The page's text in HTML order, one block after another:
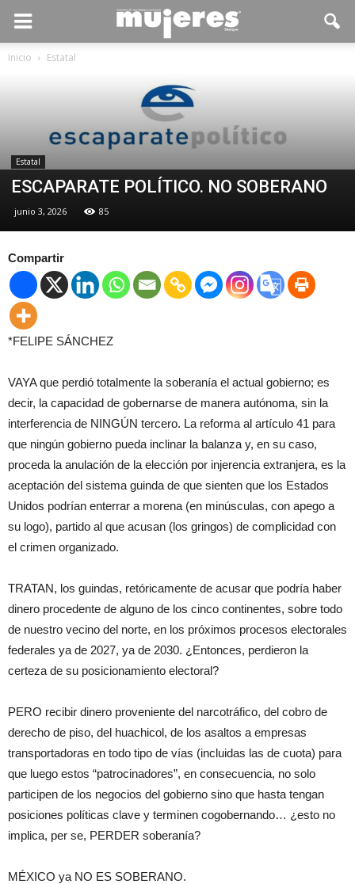
Inicio Estatal
Estatal
ESCAPARATE POLÍTICO. NO SOBERANO
junio 3, 2026 85
Compartir
*FELIPE SÁNCHEZ
VAYA que perdió totalmente la soberanía el actual gobierno; es
decir, la capacidad de gobernarse de manera autónoma, sin la
interferencia de NINGÚN tercero. La reforma al artículo 41 para
que ningún gobierno pueda inclinar la balanza y, en su caso,
proceda la anulación de la elección por injerencia extranjera, es la
aceptación del sistema guinda de que sienten que los Estados
Unidos podrían enterrar a morena (en minúsculas, con apego a
su logo), partido al que acusan (los gringos) de complicidad con
el crimen organizado.
TRATAN, los guindas, retóricamente de acusar que podría haber
dinero procedente de alguno de los cinco continentes, sobre todo
de nuestro vecino del norte, en los próximos procesos electorales
federales ya de 2027, ya de 2030. ¿Entonces, perdieron la
certeza de su posicionamiento electoral?
PERO recibir dinero proveniente del narcotráfico, del cobro de
derecho de piso, del huachicol, de los asaltos a empresas
transportadoras en todo tipo de vías (incluidas las de cuota) para
que luego estos “patrocinadores”, en consecuencia, no solo
participen de los negocios del gobierno sino que hasta tengan
posiciones políticas clave y terminen cogobernando… ¿esto no
implica, per se, PERDER soberanía?
MÉXICO ya NO ES SOBERANO.